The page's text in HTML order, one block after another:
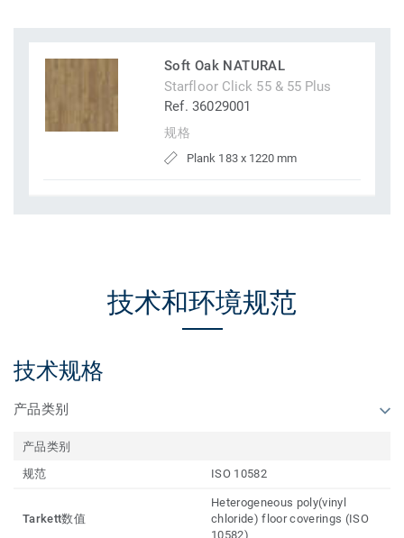
Soft Oak NATURAL
Starfloor Click 55 & 55 Plus
Ref. 36029001
规格
Plank 183 x 1220 mm
技术和环境规范
技术规格
产品类别
产品类别
规范
ISO 10582
Tarkett数值
Heterogeneous poly(vinyl
chloride) floor coverings (ISO
10582)